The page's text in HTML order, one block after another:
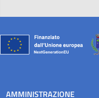
AMMINISTRAZIONE